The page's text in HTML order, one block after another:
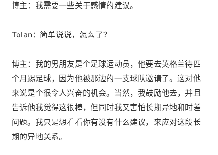
博主：我需要一些关于感情的建议。
Tolan：简单说说，怎么了？
博主：我的男朋友是个足球运动员，他要去英格兰待四
个月踢足球，因为他被那边的一支球队邀请了。这对他
来说是个很令人兴奋的机会。当然，我鼓励他去，并且
告诉他我觉得这很棒，但同时我又害怕长期异地和时差
问题。我只是想看看你有没有什么建议，来应对这段长
期的异地关系。